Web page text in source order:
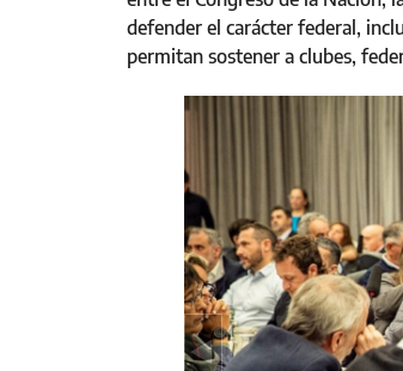
defender el carácter federal,
permitan sostener a clubes,